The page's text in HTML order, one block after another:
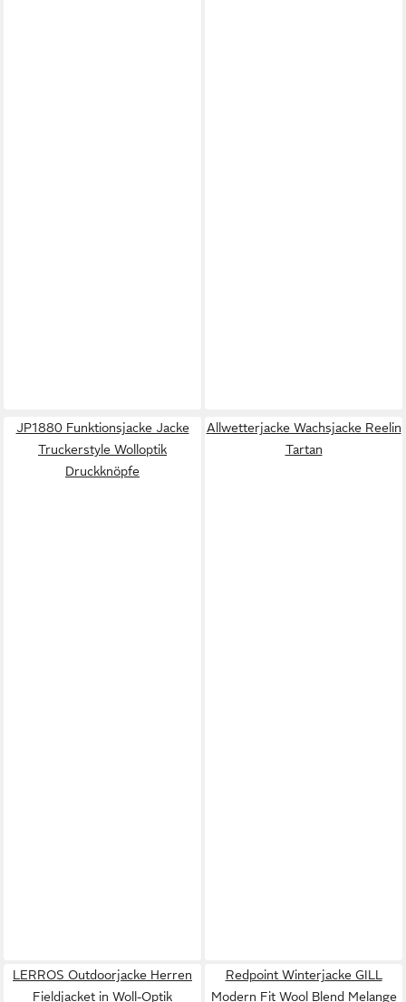
JP1880 Funktionsjacke Jacke
Truckerstyle Wolloptik
Druckknöpfe
Allwetterjacke Wachsjacke Reelin
Tartan
LERROS Outdoorjacke Herren
Fieldjacket in Woll-Optik
Redpoint Winterjacke GILL
Modern Fit Wool Blend Melange